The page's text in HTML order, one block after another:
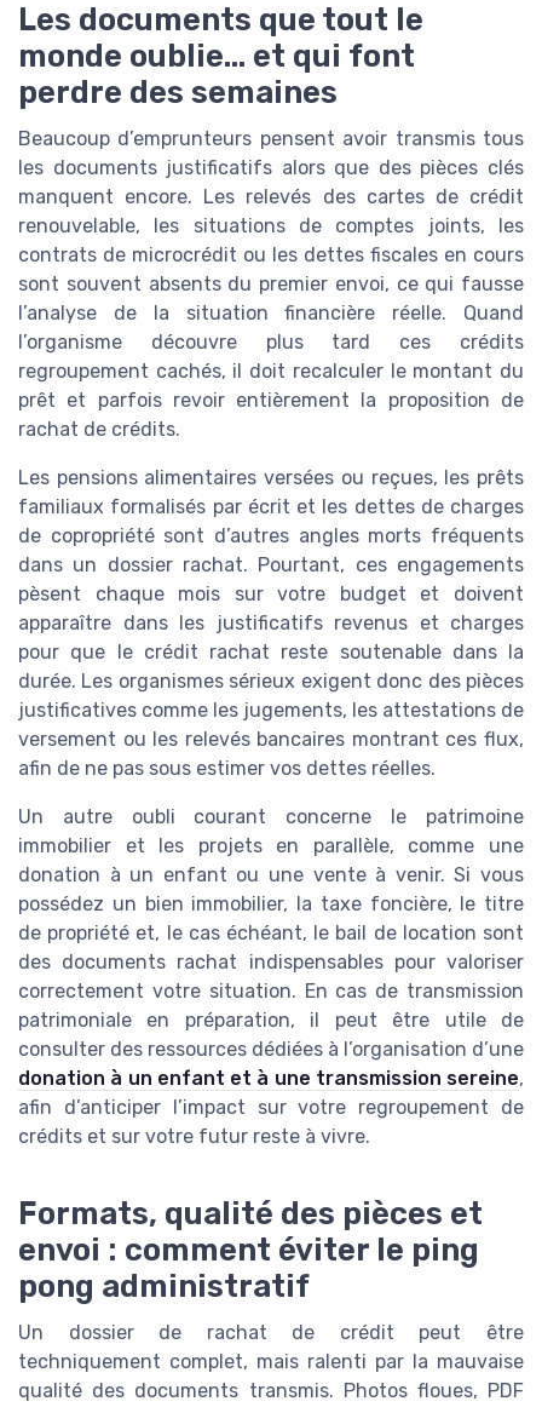
Les documents que tout le
monde oublie… et qui font
perdre des semaines
Beaucoup d’emprunteurs pensent avoir transmis tous
les documents justificatifs alors que des pièces clés
manquent encore. Les relevés des cartes de crédit
renouvelable, les situations de comptes joints, les
contrats de microcrédit ou les dettes fiscales en cours
sont souvent absents du premier envoi, ce qui fausse
l’analyse de la situation financière réelle. Quand
l’organisme découvre plus tard ces crédits
regroupement cachés, il doit recalculer le montant du
prêt et parfois revoir entièrement la proposition de
rachat de crédits.
Les pensions alimentaires versées ou reçues, les prêts
familiaux formalisés par écrit et les dettes de charges
de copropriété sont d’autres angles morts fréquents
dans un dossier rachat. Pourtant, ces engagements
pèsent chaque mois sur votre budget et doivent
apparaître dans les justificatifs revenus et charges
pour que le crédit rachat reste soutenable dans la
durée. Les organismes sérieux exigent donc des pièces
justificatives comme les jugements, les attestations de
versement ou les relevés bancaires montrant ces flux,
afin de ne pas sous estimer vos dettes réelles.
Un autre oubli courant concerne le patrimoine
immobilier et les projets en parallèle, comme une
donation à un enfant ou une vente à venir. Si vous
possédez un bien immobilier, la taxe foncière, le titre
de propriété et, le cas échéant, le bail de location sont
des documents rachat indispensables pour valoriser
correctement votre situation. En cas de transmission
patrimoniale en préparation, il peut être utile de
consulter des ressources dédiées à l’organisation d’une
donation à un enfant et à une transmission sereine,
afin d’anticiper l’impact sur votre regroupement de
crédits et sur votre futur reste à vivre.
Formats, qualité des pièces et
envoi : comment éviter le ping
pong administratif
Un dossier de rachat de crédit peut être
techniquement complet, mais ralenti par la mauvaise
qualité des documents transmis. Photos floues, PDF